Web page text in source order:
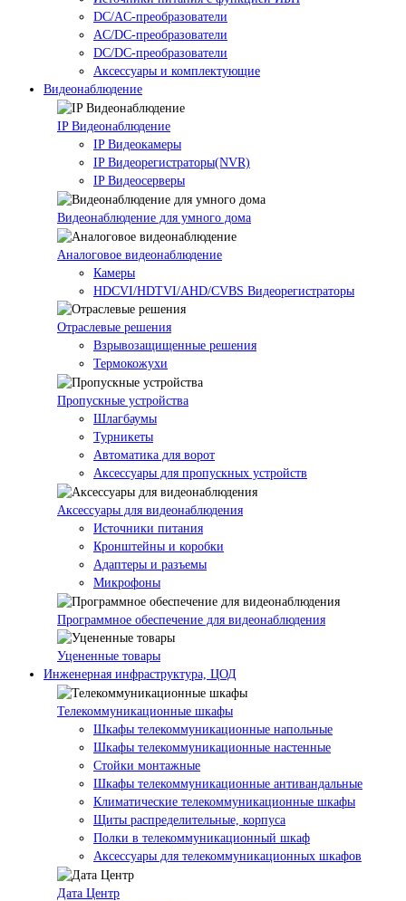
DC/AC-преобразователи
AC/DC-преобразователи
DC/DC-преобразователи
Аксессуары и комплектующие
Видеонаблюдение
IP Видеонаблюдение
IP Видеокамеры
IP Видеорегистраторы(NVR)
IP Видеосерверы
Видеонаблюдение для умного дома
Аналоговое видеонаблюдение
Камеры
HDCVI/HDTVI/AHD/CVBS Видеорегистраторы
Отраслевые решения
Взрывозащищенные решения
Термокожухи
Пропускные устройства
Шлагбаумы
Турникеты
Автоматика для ворот
Аксессуары для пропускных устройств
Аксессуары для видеонаблюдения
Источники питания
Кронштейны и коробки
Адаптеры и разъемы
Микрофоны
Программное обеспечение для видеонаблюдения
Уцененные товары
Инженерная инфраструктура, ЦОД
Телекоммуникационные шкафы
Шкафы телекоммуникационные напольные
Шкафы телекоммуникационные настенные
Стойки монтажные
Шкафы телекоммуникационные антивандальные
Климатические телекоммуникационные шкафы
Щиты распределительные, корпуса
Полки в телекоммуникационный шкаф
Аксессуары для телекоммуникационных шкафов
Дата Центр